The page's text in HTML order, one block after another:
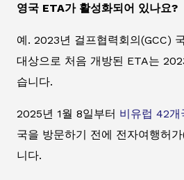
영국 ETA가 활성화되어 있나요?
예. 2023년 걸프협력회의(GCC)
대상으로 처음 개방된 ETA는
습니다.
2025년 1월 8일부터 비유럽 42개
국을 방문하기 전에 전자여행허
니다.